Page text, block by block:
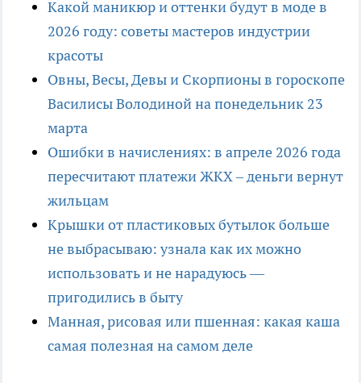
Какой маникюр и оттенки будут в моде в
2026 году: советы мастеров индустрии
красоты
Овны, Весы, Девы и Скорпионы в гороскопе
Василисы Володиной на понедельник 23
марта
Ошибки в начислениях: в апреле 2026 года
пересчитают платежи ЖКХ – деньги вернут
жильцам
Крышки от пластиковых бутылок больше
не выбрасываю: узнала как их можно
использовать и не нарадуюсь —
пригодились в быту
Манная, рисовая или пшенная: какая каша
самая полезная на самом деле